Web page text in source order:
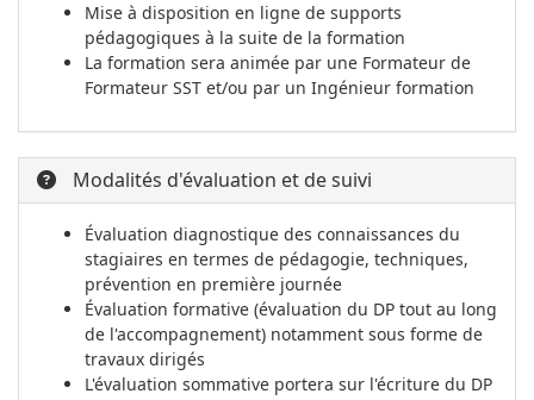
Mise à disposition en ligne de supports
pédagogiques à la suite de la formation
La formation sera animée par une Formateur de
Formateur SST et/ou par un Ingénieur formation
Modalités d'évaluation et de suivi
Évaluation diagnostique des connaissances du
stagiaires en termes de pédagogie, techniques,
prévention en première journée
Évaluation formative (évaluation du DP tout au long
de l'accompagnement) notamment sous forme de
travaux dirigés
L'évaluation sommative portera sur l'écriture du DP